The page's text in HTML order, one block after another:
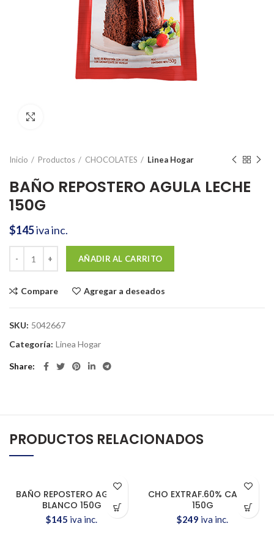
Inicio Productos CHOCOLATES Linea Hogar
BAÑO REPOSTERO AGULA LECHE
150G
$145iva inc.
BAÑO REPOSTERO AGULA LECHE 150G cantidad
AÑADIR AL CARRITO
Compare Agregar a deseados
SKU: 5042667
Categoría: Linea Hogar
Share
PRODUCTOS RELACIONADOS
BAÑO REPOSTERO AGUILA
BLANCO 150G
$145 iva inc.
CHO EXTRAF.60% CACAO
150G
$249 iva inc.